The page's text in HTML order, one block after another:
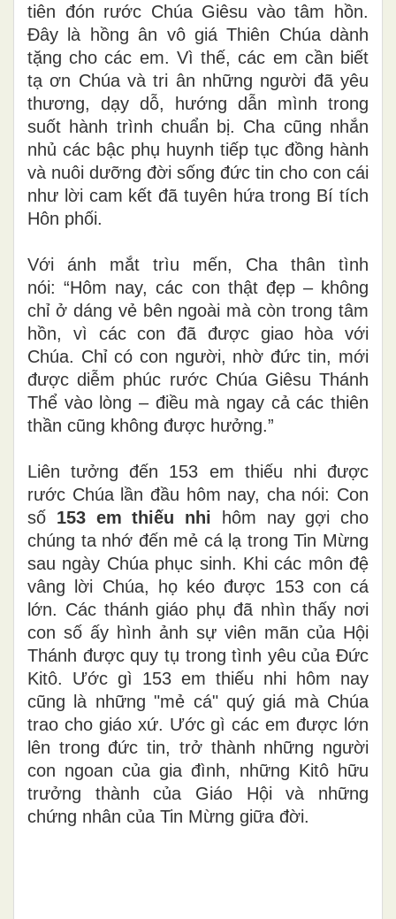
tiên đón rước Chúa Giêsu vào tâm hồn.
Đây là hồng ân vô giá Thiên Chúa dành
tặng cho các em. Vì thế, các em cần biết
tạ ơn Chúa và tri ân những người đã yêu
thương, dạy dỗ, hướng dẫn mình trong
suốt hành trình chuẩn bị. Cha cũng nhắn
nhủ các bậc phụ huynh tiếp tục đồng hành
và nuôi dưỡng đời sống đức tin cho con cái
như lời cam kết đã tuyên hứa trong Bí tích
Hôn phối.
Với ánh mắt trìu mến, Cha thân tình
nói: “Hôm nay, các con thật đẹp – không
chỉ ở dáng vẻ bên ngoài mà còn trong tâm
hồn, vì các con đã được giao hòa với
Chúa. Chỉ có con người, nhờ đức tin, mới
được diễm phúc rước Chúa Giêsu Thánh
Thể vào lòng – điều mà ngay cả các thiên
thần cũng không được hưởng.”
Liên tưởng đến 153 em thiếu nhi được
rước Chúa lần đầu hôm nay, cha nói: Con
số 153 em thiếu nhi hôm nay gợi cho
chúng ta nhớ đến mẻ cá lạ trong Tin Mừng
sau ngày Chúa phục sinh. Khi các môn đệ
vâng lời Chúa, họ kéo được 153 con cá
lớn. Các thánh giáo phụ đã nhìn thấy nơi
con số ấy hình ảnh sự viên mãn của Hội
Thánh được quy tụ trong tình yêu của Đức
Kitô. Ước gì 153 em thiếu nhi hôm nay
cũng là những "mẻ cá" quý giá mà Chúa
trao cho giáo xứ. Ước gì các em được lớn
lên trong đức tin, trở thành những người
con ngoan của gia đình, những Kitô hữu
trưởng thành của Giáo Hội và những
chứng nhân của Tin Mừng giữa đời.